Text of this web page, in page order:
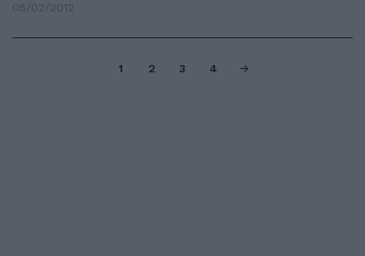
05/02/2012
1 2 3 4